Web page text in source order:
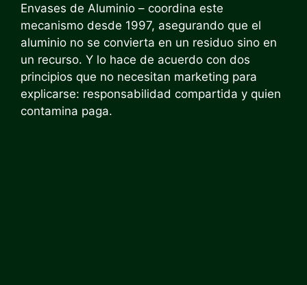
Envases de Aluminio – coordina este
mecanismo desde 1997, asegurando que el
aluminio no se convierta en un residuo sino en
un recurso. Y lo hace de acuerdo con dos
principios que no necesitan marketing para
explicarse: responsabilidad compartida y quien
contamina paga.